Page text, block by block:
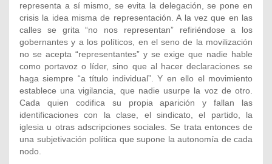
representa a sí mismo, se evita la delegación, se pone en
crisis la idea misma de representación. A la vez que en las
calles se grita “no nos representan” refiriéndose a los
gobernantes y a los políticos, en el seno de la movilización
no se acepta “representantes” y se exige que nadie hable
como portavoz o líder, sino que al hacer declaraciones se
haga siempre “a título individual”. Y en ello el movimiento
establece una vigilancia, que nadie usurpe la voz de otro.
Cada quien codifica su propia aparición y fallan las
identificaciones con la clase, el sindicato, el partido, la
iglesia u otras adscripciones sociales. Se trata entonces de
una subjetivación política que supone la autonomía de cada
nodo.